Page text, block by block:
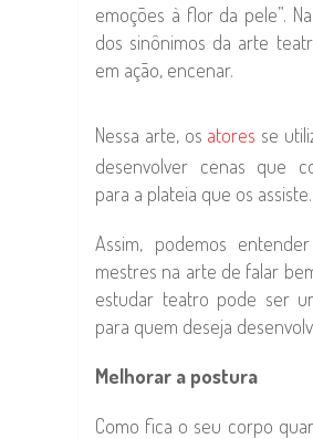
emoções à flor da pele”.
dos sinônimos da arte
em ação, encenar.
Nessa arte, os atores se
desenvolver cenas que
para a plateia que os assiste.
Assim, podemos
mestres na arte de falar
estudar teatro pode ser
para quem deseja
Melhorar a postura
Como fica o seu corpo